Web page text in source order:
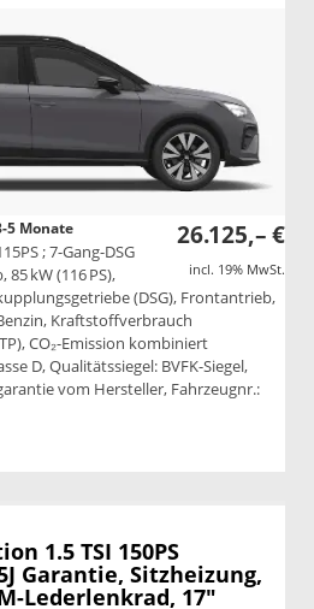
26.125,– €
incl. 19% MwSt.
5 Monate
; 7-Gang-DSG
kW (116 PS),
(DSG), Frontantrieb,
Kraftstoffverbrauch
CO₂-Emission kombiniert
D, Qualitätssiegel: BVFK-Siegel,
vom Hersteller, Fahrzeugnr.:
drucken
1.5 TSI 150PS
Garantie, Sitzheizung,
Lederlenkrad, 17"